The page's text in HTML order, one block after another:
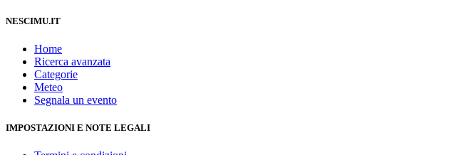
NESCIMU.IT
Home
Ricerca avanzata
Categorie
Meteo
Segnala un evento
IMPOSTAZIONI E NOTE LEGALI